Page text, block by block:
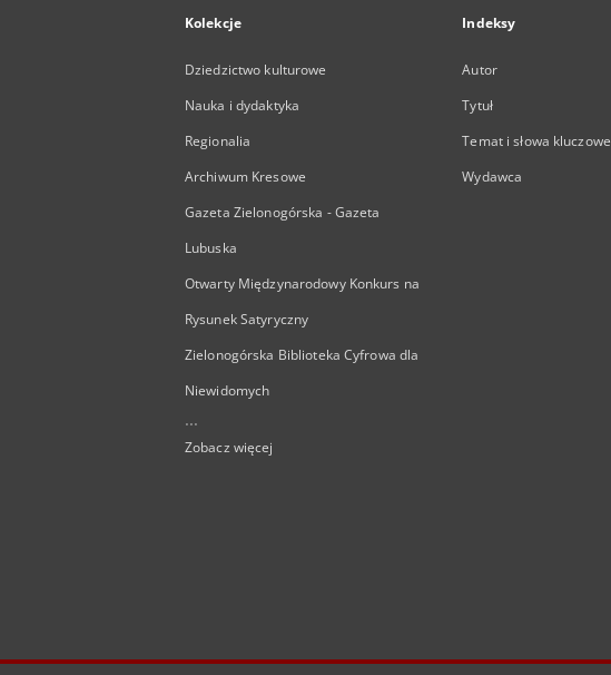
Kolekcje
Dziedzictwo kulturowe
Nauka i dydaktyka
Regionalia
Archiwum Kresowe
Gazeta Zielonogórska - Gazeta
Lubuska
Otwarty Międzynarodowy Konkurs na
Rysunek Satyryczny
Zielonogórska Biblioteka Cyfrowa dla
Niewidomych
...
Zobacz więcej
Indeksy
Autor
Tytuł
Temat i słowa kluczowe
Wydawca